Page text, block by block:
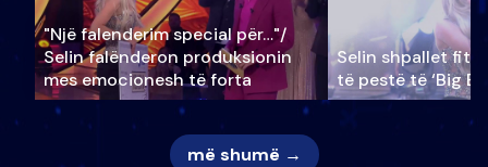
"Një falenderim special për…"/
Selin falënderon produksionin
mes emocionesh të forta
Selin shpallet
të pestë të ‘Big
më shumë →